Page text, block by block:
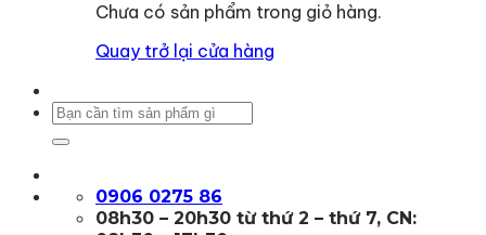
Chưa có sản phẩm trong giỏ hàng.
Quay trở lại cửa hàng
Tìm
0906 0275 86
08h30 – 20h30 từ thứ 2 – thứ 7, CN: